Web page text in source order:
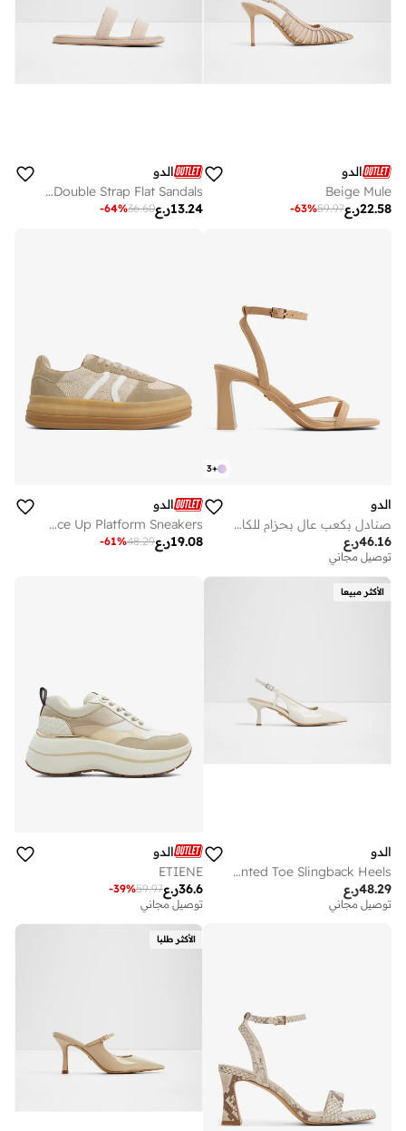
الدو
Beige Mule
ر.ع22.58
59.97
-63%
الدو
KRIOS Patterned Double Strap Flat Sandals
ر.ع13.24
36.60
-64%
+
3
الدو
صنادل بكعب عالٍ بحزام للكاحل
ر.ع46.16
توصيل مجاني
الدو
ELABRINTAR Lace Up Platform Sneakers
ر.ع19.08
48.29
-61%
الأكثر مبيعا
الدو
ADAN Pointed Toe Slingback Heels
ر.ع48.29
توصيل مجاني
على وشك النفاد
الدو
ETIENE
ر.ع36.6
59.97
-39%
توصيل مجاني
الأكثر طلبا